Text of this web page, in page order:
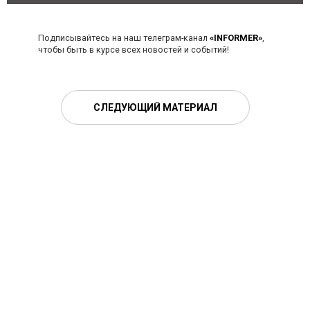
Подписывайтесь на наш телеграм-канал «INFORMER»,
чтобы быть в курсе всех новостей и событий!
СЛЕДУЮЩИЙ МАТЕРИАЛ